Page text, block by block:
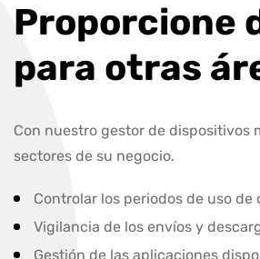
Proporcione
para otras
Con nuestro gestor de dispositivos
sectores de su negocio.
Controlar los periodos de uso
Vigilancia de los envíos y
Gestión de las aplicaciones